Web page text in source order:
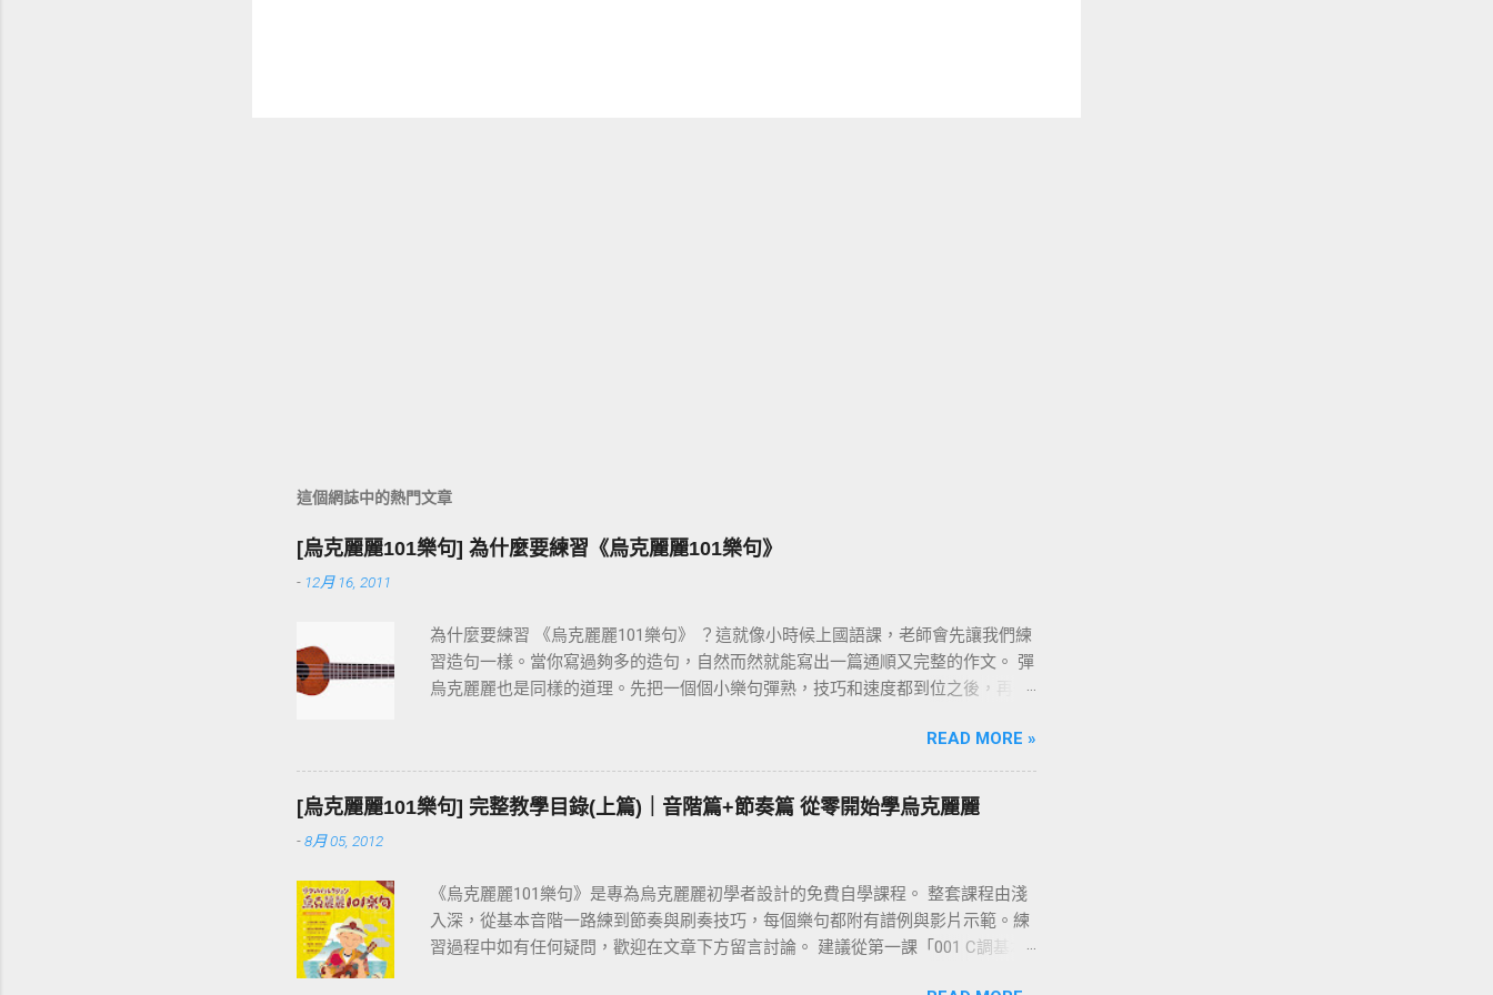
這個網誌中的熱門文章
[烏克麗麗101樂句] 為什麼要練習《烏克麗麗101樂句》
- 12月 16, 2011
為什麼要練習 《烏克麗麗101樂句》 ？這就像小時候上國語課，老師會先讓我們練
習造句一樣。當你寫過夠多的造句，自然而然就能寫出一篇通順又完整的作文。 彈
烏克麗麗也是同樣的道理。先把一個個小樂句彈熟，技巧和速度都到位之後，再去
READ MORE »
[烏克麗麗101樂句] 完整教學目錄(上篇)｜音階篇+節奏篇 從零開始學烏克麗麗
-8月 05, 2012
《烏克麗麗101樂句》是專為烏克麗麗初學者設計的免費自學課程。 整套課程由淺
入深，從基本音階一路練到節奏與刷奏技巧，每個樂句都附有譜例與影片示範。練
習過程中如有任何疑問，歡迎在文章下方留言討論。 建議從第一課「001 C調基本